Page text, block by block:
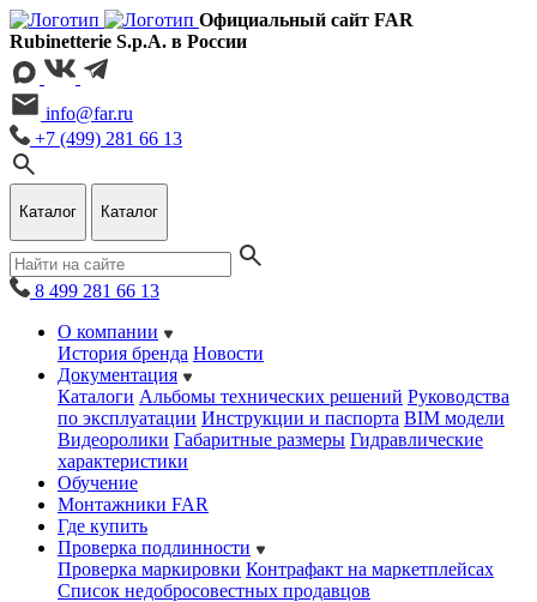
Официальный сайт FAR
Rubinetterie S.p.A. в России
info@far.ru
+7 (499) 281 66 13
Каталог Каталог
8 499 281 66 13
О компании
История бренда Новости
Документация
Каталоги Альбомы технических решений Руководства
по эксплуатации Инструкции и паспорта BIM модели
Видеоролики Габаритные размеры Гидравлические
характеристики
Обучение
Монтажники FAR
Где купить
Проверка подлинности
Проверка маркировки Контрафакт на маркетплейсах
Cписок недобросовестных продавцов